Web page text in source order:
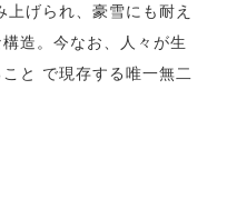
げられ、豪雪にも耐え
造。今なお、人々が生
と で現存する唯一無二